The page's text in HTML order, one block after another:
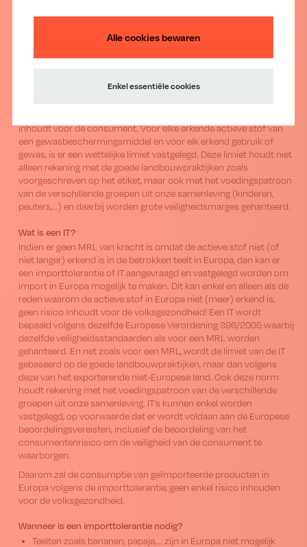
De MRL of maximale residulimiet is een wettelijk vastgelegde
maar wel een referentie voor het controleren van de goede
inhoudt voor de consument. Voor elke erkende actieve stof van
een gewasbeschermingsmiddel en voor elk erkend gebruik of
gewas, is er een wettelijke limiet vastgelegd. Deze limiet houdt niet
alleen rekening met de goede landbouwpraktijken zoals
voorgeschreven op het etiket, maar ook met het voedingspatroon
van de verschillende groepen uit onze samenleving (kinderen,
peuters,...) en daarbij worden grote veiligheidsmarges gehanteerd.
Wat is een IT?
Indien er geen MRL van kracht is omdat de actieve stof niet (of
niet langer) erkend is in de betrokken teelt in Europa, dan kan er
een importtolerantie of IT aangevraagd en vastgelegd worden om
import in Europa mogelijk te maken. Dit kan enkel en alleen als de
reden waarom de actieve stof in Europa niet (meer) erkend is,
geen risico inhoudt voor de volksgezondheid! Een IT wordt
bepaald volgens dezelfde Europese Verordening 396/2005 waarbij
dezelfde veiligheidsstandaarden als voor een MRL worden
gehanteerd. En net zoals voor een MRL, wordt de limiet van de IT
gebaseerd op de goede landbouwpraktijken, maar dan volgens
deze van het exporterende niet-Europese land. Ook deze norm
houdt rekening met het voedingspatroon van de verschillende
groepen uit onze samenleving. IT’s kunnen enkel worden
vastgelegd, op voorwaarde dat er wordt voldaan aan de Europese
beoordelingsvereisten, inclusief de beoordeling van het
consumentenrisico om de veiligheid van de consument te
waarborgen.
Daarom zal de consumptie van geïmporteerde producten in
Europa volgens de importtolerantie, geen enkel risico inhouden
voor de volksgezondheid.
Wanneer is een importtolerantie nodig?
Teelten zoals bananen, papaja,... zijn in Europa niet mogelijk
(anonieme) data waarmee de website
Enkel essentiële cookies
Alle cookies bewaren